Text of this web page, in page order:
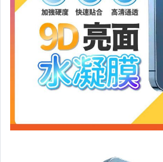
女包精品與女鞋
家電與影音視聽